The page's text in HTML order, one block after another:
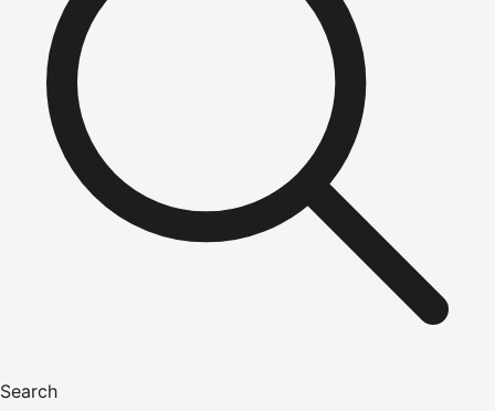
Search